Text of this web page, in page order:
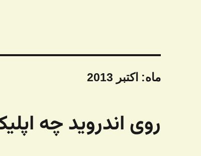
ماه: اکتبر 2013
روی اندروید چه